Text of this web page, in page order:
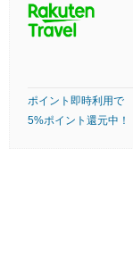
ポイント即時利用で
5%ポイント還元中！